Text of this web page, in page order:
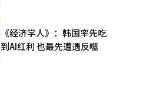
《经济学人》：韩国率先吃
到AI红利 也最先遭遇反噬